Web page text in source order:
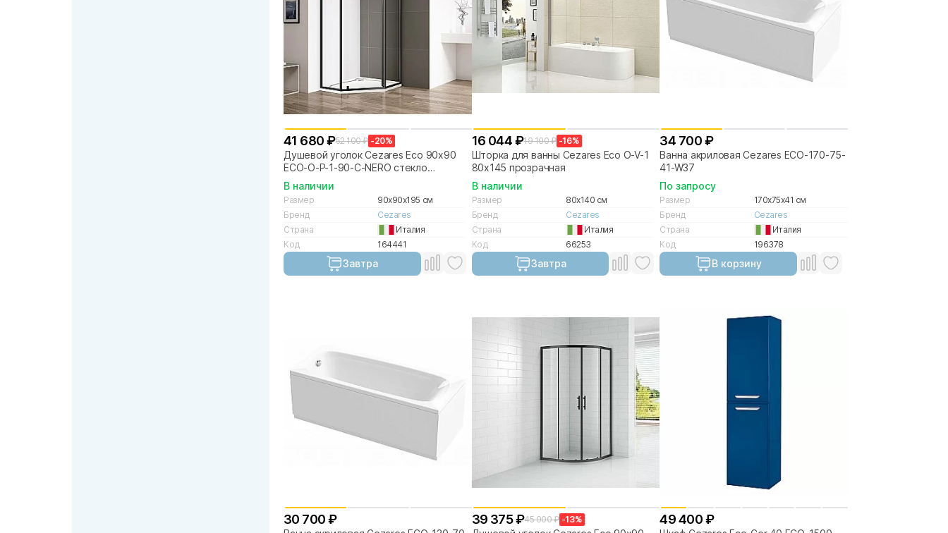
41 680 ₽52 100 ₽ -20%
Душевой уголок Cezares Eco 90х90
ECO-O-P-1-90-C-NERO стекло
прозрачное/профиль черный матовый
В наличии
Размер
90x90x195 см
Бренд
Cezares
Страна
Италия
Код
164441
Завтра
16 044 ₽19 100 ₽ -16%
Шторка для ванны Cezares Eco O-V-1
80x145 прозрачная
В наличии
Размер
80x140 см
Бренд
Cezares
Страна
Италия
Код
66253
Завтра
34 700 ₽
Ванна акриловая Cezares ECO-170-75-
41-W37
По запросу
Размер
170x75x41 см
Бренд
Cezares
Страна
Италия
Код
196378
В корзину
30 700 ₽ 39 375 ₽45 000 ₽ -13% 49 400 ₽